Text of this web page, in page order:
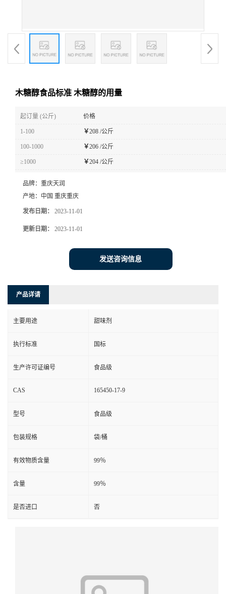
木糖醇食品标准 木糖醇的用量
起订量 (公斤) 价格
1-100 ￥208 /公斤
100-1000 ￥206 /公斤
≥1000 ￥204 /公斤
品牌： 重庆天润
产地： 中国 重庆重庆
发布日期： 2023-11-01
更新日期： 2023-11-01
发送咨询信息
产品详请
主要用途 甜味剂
执行标准 国标
生产许可证编号 食品级
CAS 165450-17-9
型号 食品级
包装规格 袋/桶
有效物质含量 99％
含量 99％
是否进口 否